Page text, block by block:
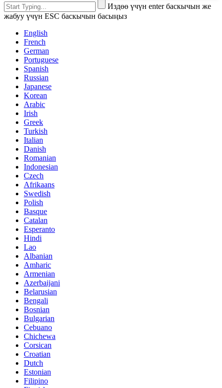
Издөө үчүн enter баскычын же
жабуу үчүн ESC баскычын басыңыз
English
French
German
Portuguese
Spanish
Russian
Japanese
Korean
Arabic
Irish
Greek
Turkish
Italian
Danish
Romanian
Indonesian
Czech
Afrikaans
Swedish
Polish
Basque
Catalan
Esperanto
Hindi
Lao
Albanian
Amharic
Armenian
Azerbaijani
Belarusian
Bengali
Bosnian
Bulgarian
Cebuano
Chichewa
Corsican
Croatian
Dutch
Estonian
Filipino